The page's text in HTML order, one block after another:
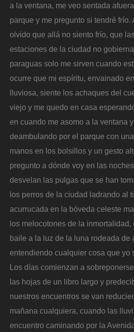
a la ventana, me veo sentada
parque y me pregunto si tendré frío.
olvido que allá no siento frío, que
estaciones de la ciudad no
paraguas solo me sirven cuando
ocurre que mi espíritu, envainado
lluviosa, siente los achaques del
viejo y me quedo en casa
en cuando me asomo a la ventana
deambulando por el parque con
manos en los bolsillos y un gesto
pregunto a dónde voy en las
desvelan las pulgas que se han
los perros de la ciudad ladrando al
acurrucada en la bóveda celeste
los melocotones de la inmortalidad,
baile a la luz de la luna rodeada de
entendiendo cualquier cosa que yo
Los días comienzan a
las hojas de un libro largo y
nuestros encuentros se van
mañana cualquiera, cuando las
encuentro caminando por la